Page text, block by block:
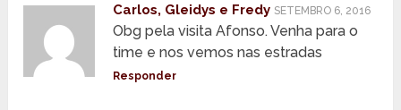
Carlos, Gleidys e Fredy SETEMBRO 6, 2016
Obg pela visita Afonso. Venha para o
time e nos vemos nas estradas
Responder